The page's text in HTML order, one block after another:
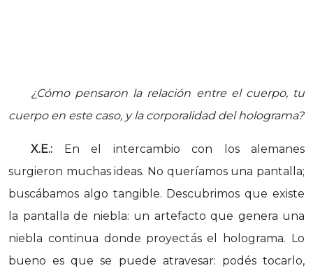
¿Cómo pensaron la relación entre el cuerpo, tu
cuerpo en este caso, y la corporalidad del holograma?
X.E.: En el intercambio con los alemanes
surgieron muchas ideas. No queríamos una pantalla;
buscábamos algo tangible. Descubrimos que existe
la pantalla de niebla: un artefacto que genera una
niebla continua donde proyectás el holograma. Lo
bueno es que se puede atravesar: podés tocarlo,